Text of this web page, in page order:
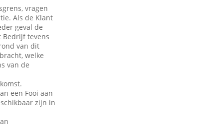
vragen
Als de Klant
geval de
Bedrijf tevens
van dit
welke
van de
een Fooi aan
zijn in